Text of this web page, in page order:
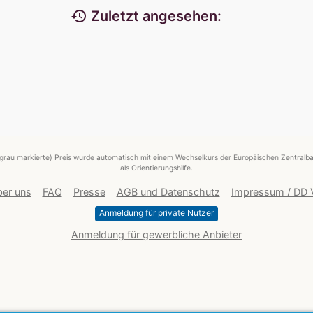
history Zuletzt angesehen:
markierte) Preis wurde automatisch mit einem Wechselkurs der Europäischen
als Orientierungshilfe.
uns FAQ Presse AGB und Datenschutz Impressum / DD
Anmeldung für private Nutzer
Anmeldung für gewerbliche Anbieter